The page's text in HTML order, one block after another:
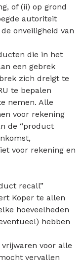
of (ii) op grond
autoriteit
onveiligheid van
die in het
een gebrek
zich dreigt te
te bepalen
nemen. Alle
voor rekening
de “product
voor rekening en
recall”
Koper te allen
hoeveelheden
hebben
vrijwaren voor alle
vervallen